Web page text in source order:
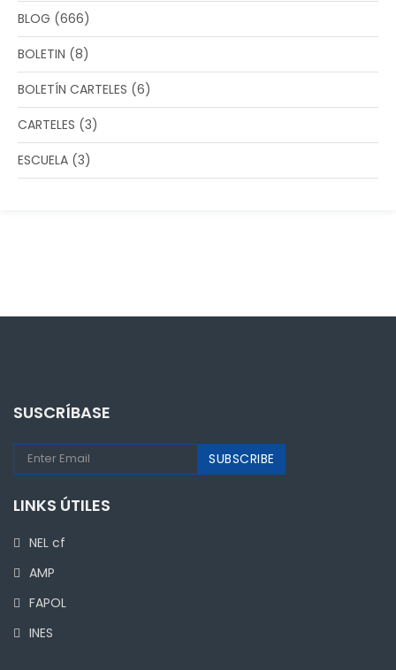
BLOG (666)
BOLETIN (8)
BOLETÍN CARTELES (6)
CARTELES (3)
ESCUELA (3)
SUSCRÍBASE
LINKS ÚTILES
NEL cf
AMP
FAPOL
INES